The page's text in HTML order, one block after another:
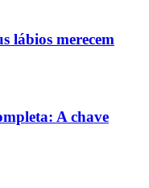
lábios merecem
A chave